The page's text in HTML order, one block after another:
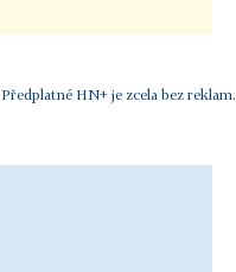
Předplatné HN+ je zcela bez reklam.